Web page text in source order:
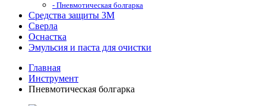
- Пневмотическая болгарка
Средства защиты 3М
Сверла
Оснастка
Эмульсия и паста для очистки
Главная
Инструмент
Пневмотическая болгарка